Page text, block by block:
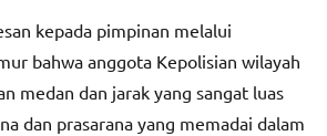
kepada pimpinan melalui
bahwa anggota Kepolisian wilayah
medan dan jarak yang sangat luas
dan prasarana yang memadai dalam